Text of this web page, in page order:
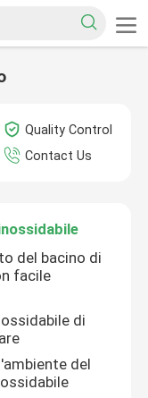
Quality Control
Contact Us
del bacino di
facile
di
del